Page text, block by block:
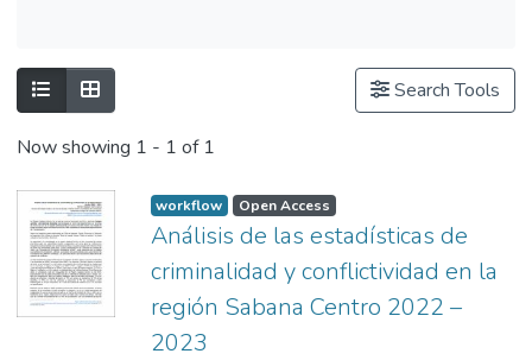
Show as listShow as grid Search Tools
Now showing 1 - 1 of 1
workflow Open Access
Análisis de las estadísticas de
criminalidad y conflictividad en la
región Sabana Centro 2022 –
2023